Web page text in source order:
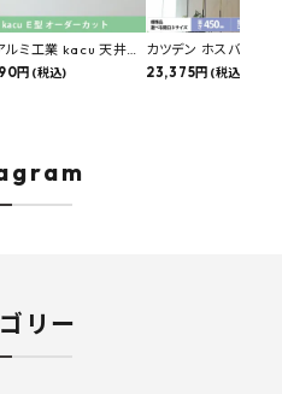
ルミ工業 kacu 天井付
し E型 サイズオーダー
円 (税込)
カツデン ホスバ 天井
物干し 標準サイズ ス
23,375円 (税込)
リー